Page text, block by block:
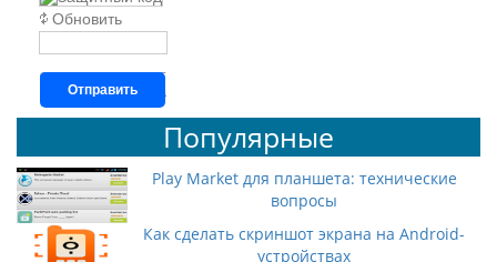
Обновить
Отправить
Популярные
Play Market для планшета: технические
вопросы
Как сделать скриншот экрана на Android-
устройствах